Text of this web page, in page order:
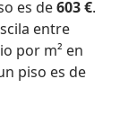
es de603 €.
entre
por m² en
piso es de